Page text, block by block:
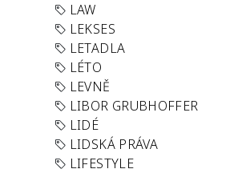
LAW
LEKSES
LETADLA
LÉTO
LEVNĚ
LIBOR GRUBHOFFER
LIDÉ
LIDSKÁ PRÁVA
LIFESTYLE